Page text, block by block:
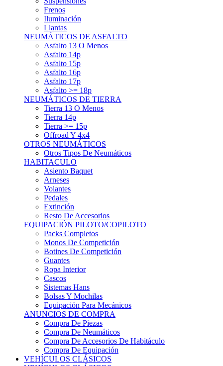
Iluminación
Llantas
NEUMÁTICOS DE ASFALTO
Asfalto 13 O Menos
Asfalto 14p
Asfalto 15p
Asfalto 16p
Asfalto 17p
Asfalto >= 18p
NEUMÁTICOS DE TIERRA
Tierra 13 O Menos
Tierra 14p
Tierra >= 15p
Offroad Y 4x4
OTROS NEUMÁTICOS
Otros Tipos De Neumáticos
HABITACULO
Asiento Baquet
Arneses
Volantes
Pedales
Extinción
Resto De Accesorios
EQUIPACIÓN PILOTO/COPILOTO
Packs Completos
Monos De Competición
Botines De Competición
Guantes
Ropa Interior
Cascos
Sistemas Hans
Bolsas Y Mochilas
Equipación Para Mecánicos
ANUNCIOS DE COMPRA
Compra De Piezas
Compra De Neumáticos
Compra De Accesorios De Habitáculo
Compra De Equipación
VEHÍCULOS CLÁSICOS
VEHÍCULOS CLÁSICOS
Clásicos De Calle